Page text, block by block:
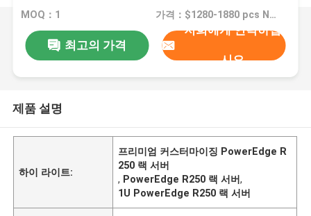
MOQ：1 가격：$1280-1880 pcs Negotiable
최고의 가격
저희에게 연락하십
시오
제품 설명
하이 라이트:
프리미엄 커스터마이징 PowerEdge R
250 랙 서버
, PowerEdge R250 랙 서버,
1U PowerEdge R250 랙 서버